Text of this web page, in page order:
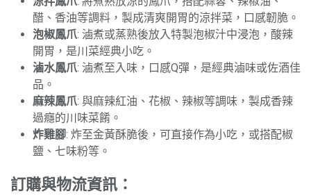
醋、香油等調料，製成清爽開胃的涼拌菜，口感韌脆。
泡椒鳳爪: 滷煮或蒸熟後放入特製泡椒汁中浸泡，酸辣
開胃，是川菜經典小吃。
滷水鳳爪: 滷煮至入味，口感Q彈，是經典滷味或佐酒佳
品。
麻辣鳳爪: 與麻辣紅油、花椒、辣椒等調味，製成香辣
過癮的川味菜餚。
炸雞腳: 炸至金黃酥脆後，可直接作為小吃，或搭配椒
鹽、七味粉等。
訂購與物流資訊：